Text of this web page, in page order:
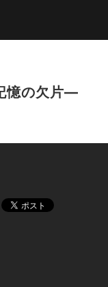
憶の欠片―